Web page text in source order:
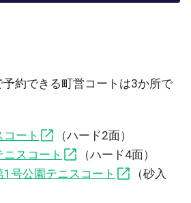
約できる町営コートは3か所で
ート
（ハード2面）
スコート
（ハード4面）
号公園テニスコート
（砂入